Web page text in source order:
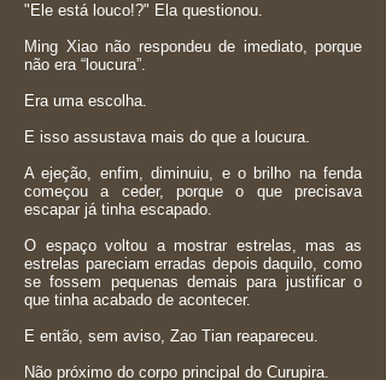
"Ele está louco!?" Ela questionou.
Ming Xiao não respondeu de imediato, porque
não era “loucura”.
Era uma escolha.
E isso assustava mais do que a loucura.
A ejeção, enfim, diminuiu, e o brilho na fenda
começou a ceder, porque o que precisava
escapar já tinha escapado.
O espaço voltou a mostrar estrelas, mas as
estrelas pareciam erradas depois daquilo, como
se fossem pequenas demais para justificar o
que tinha acabado de acontecer.
E então, sem aviso, Zao Tian reapareceu.
Não próximo do corpo principal do Curupira.